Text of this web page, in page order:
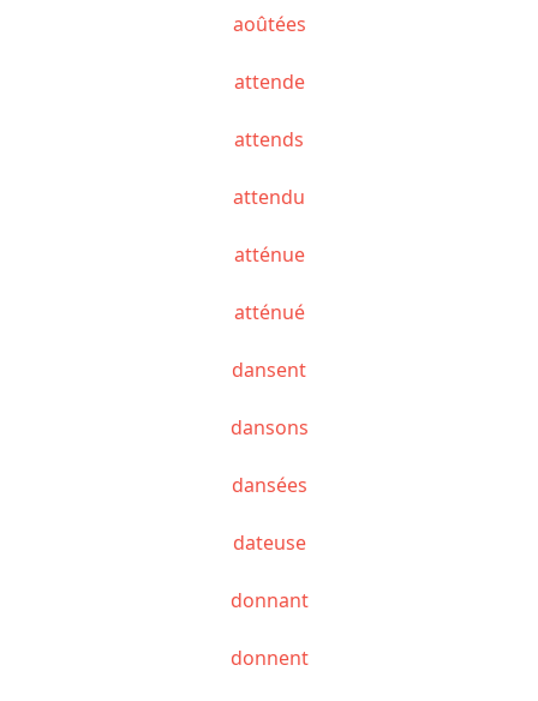
aoûtées
attende
attends
attendu
atténue
atténué
dansent
dansons
dansées
dateuse
donnant
donnent